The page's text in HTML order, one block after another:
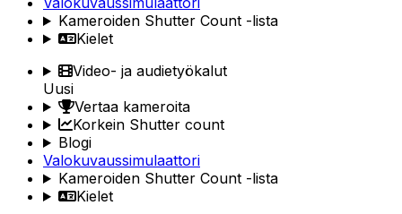
Kameroiden Shutter Count -lista
Kielet
Video- ja audietyökalut
Uusi
Vertaa kameroita
Korkein Shutter count
Blogi
Valokuvaussimulaattori
Kameroiden Shutter Count -lista
Kielet